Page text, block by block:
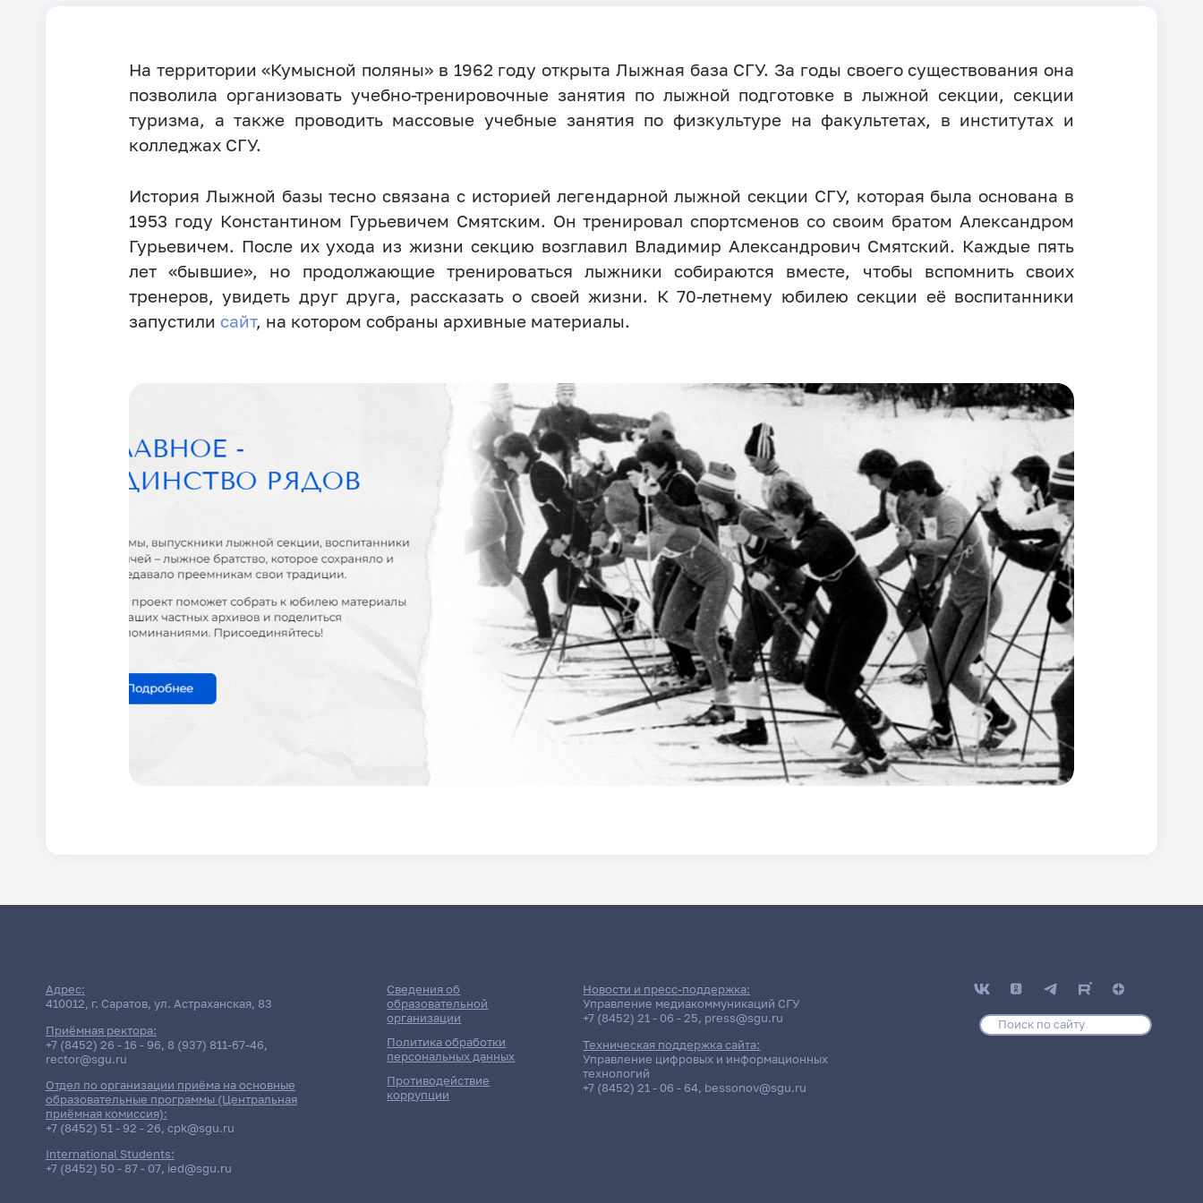
На территории «Кумысной поляны» в 1962 году открыта Лыжная база СГУ. За годы своего существования она
позволила организовать учебно-тренировочные занятия по лыжной подготовке в лыжной секции, секции
туризма, а также проводить массовые учебные занятия по физкультуре на факультетах, в институтах и
колледжах СГУ.
История Лыжной базы тесно связана с историей легендарной лыжной секции СГУ, которая была основана в
1953 году Константином Гурьевичем Смятским. Он тренировал спортсменов со своим братом Александром
Гурьевичем. После их ухода из жизни секцию возглавил Владимир Александрович Смятский. Каждые пять
лет «бывшие», но продолжающие тренироваться лыжники собираются вместе, чтобы вспомнить своих
тренеров, увидеть друг друга, рассказать о своей жизни. К 70-летнему юбилею секции её воспитанники
запустили сайт, на котором собраны архивные материалы.
Адрес:
410012, г. Саратов, ул. Астраханская, 83
Приёмная ректора:
+7 (8452) 26 - 16 - 96, 8 (937) 811-67-46,
rector@sgu.ru
Отдел по организации приёма на основные
образовательные программы (Центральная
приёмная комиссия):
+7 (8452) 51 - 92 - 26, cpk@sgu.ru
International Students:
+7 (8452) 50 - 87 - 07, ied@sgu.ru
Сведения об
образовательной
организации
Политика обработки
персональных данных
Противодействие
коррупции
Новости и пресс-поддержка:
Управление медиакоммуникаций СГУ
+7 (8452) 21 - 06 - 25, press@sgu.ru
Техническая поддержка сайта:
Управление цифровых и информационных
технологий
+7 (8452) 21 - 06 - 64, bessonov@sgu.ru